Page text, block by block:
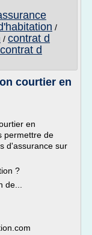
/
/ contrat d
d
courtier en
en
permettre de
d'assurance sur
?